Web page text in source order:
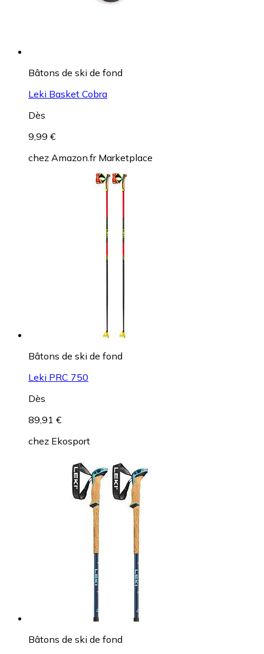
Bâtons de ski de fond
Leki Basket Cobra
Dès
9,99 €
chez Amazon.fr Marketplace
Bâtons de ski de fond
Leki PRC 750
Dès
89,91 €
chez Ekosport
Bâtons de ski de fond